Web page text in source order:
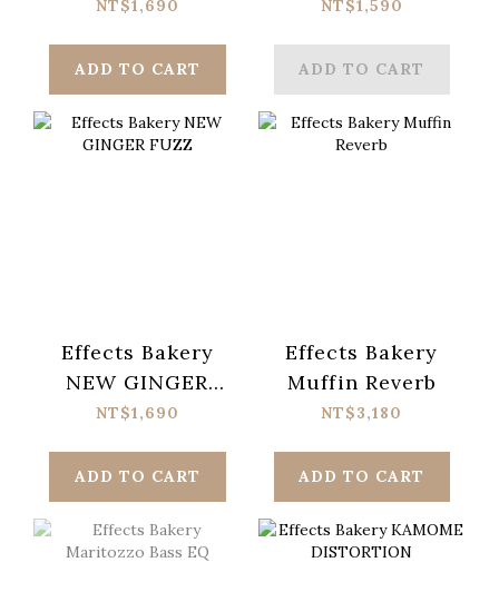
NT$1,690
ADD TO CART
NT$1,590
ADD TO CART
Effects Bakery
NEW GINGER
FUZZ
NT$1,690
ADD TO CART
Effects Bakery
Muffin Reverb
NT$3,180
ADD TO CART